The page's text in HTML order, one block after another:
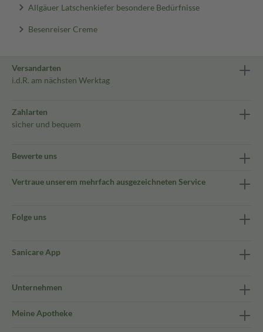
Allgäuer Latschenkiefer besondere Bedürfnisse
Besenreiser Creme
Versandarten
i.d.R. am nächsten Werktag
Zahlarten
sicher und bequem
Bewerte uns
Vertraue unserem mehrfach ausgezeichneten Service
Folge uns
Sanicare App
Unternehmen
Meine Apotheke